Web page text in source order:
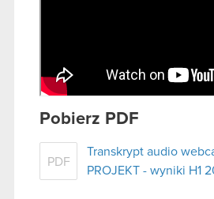
Pobierz PDF
PDF
Transkrypt audio
PROJEKT - wyniki H1